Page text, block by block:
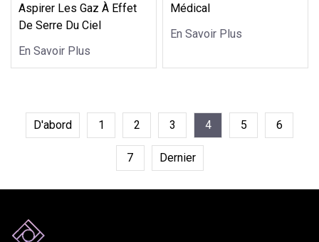
Aspirer Les Gaz À Effet
De Serre Du Ciel
En Savoir Plus
Médical
En Savoir Plus
D'abord 1 2 3 4 5 6
7 Dernier